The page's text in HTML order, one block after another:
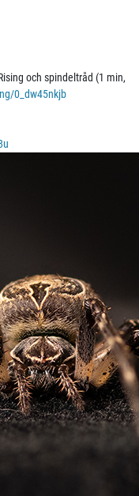
och spindeltråd (1 min,
0_dw45nkjb